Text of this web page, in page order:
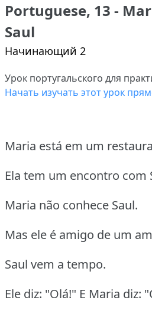
Portuguese, 13 -
Saul
Начинающий 2
Урок португальского для
Начать изучать этот урок
Maria está em um
Ela tem um encontro com
Maria não conhece Saul.
Mas ele é amigo de um
Saul vem a tempo.
Ele diz: "Olá!" E Maria diz: